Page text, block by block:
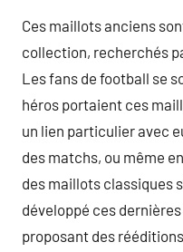
Ces maillots anciens
collection, recherchés
Les fans de football se
héros portaient ces
un lien particulier avec
des matchs, ou même
des maillots classiques
développé ces
proposant des